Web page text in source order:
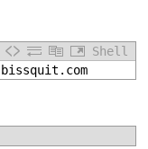
Shell
.com